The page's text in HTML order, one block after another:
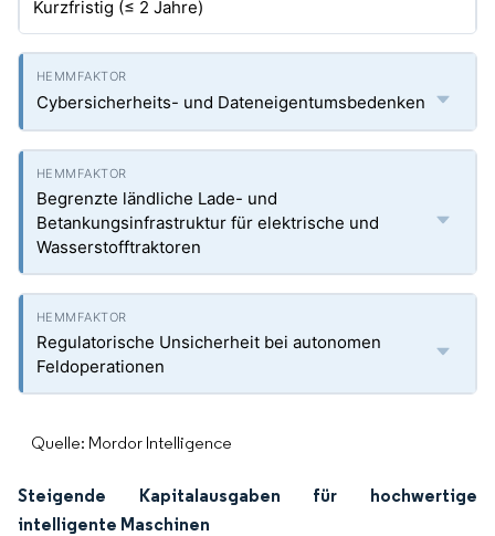
Kurzfristig (≤ 2 Jahre)
Cybersicherheits- und Dateneigentumsbedenken
Begrenzte ländliche Lade- und
Betankungsinfrastruktur für elektrische und
Wasserstofftraktoren
Regulatorische Unsicherheit bei autonomen
Feldoperationen
Quelle: Mordor Intelligence
Steigende Kapitalausgaben für hochwertige
intelligente Maschinen